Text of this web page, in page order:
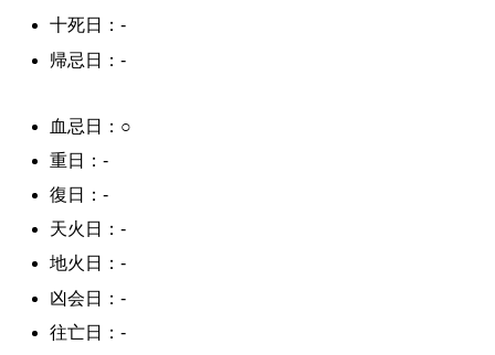
十死日：-
帰忌日：-
血忌日：○
重日：-
復日：-
天火日：-
地火日：-
凶会日：-
往亡日：-